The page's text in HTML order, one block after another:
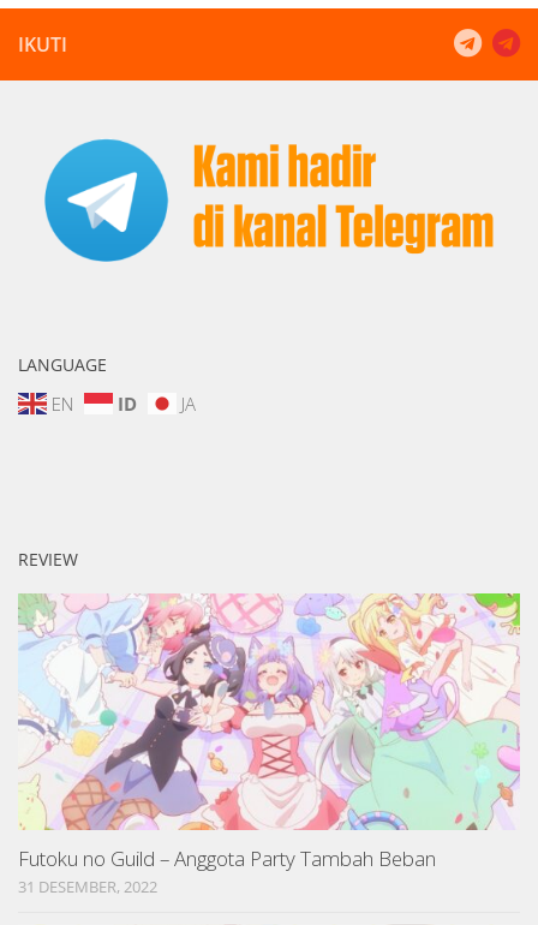
IKUTI
LANGUAGE
EN ID JA
REVIEW
Futoku no Guild – Anggota Party Tambah Beban
31 DESEMBER, 2022